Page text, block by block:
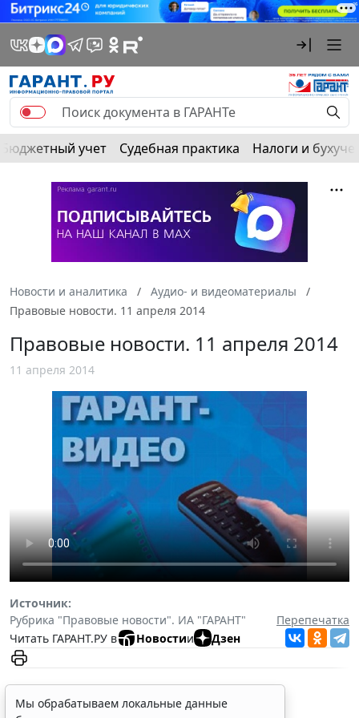
Бюджетный учет Судебная практика Налоги и
Новости и аналитика
Аудио- и видеоматериалы
Правовые новости. 11 апреля 2014
Правовые новости. 11 апреля 2014
11 апреля 2014
Источник:
Рубрика "Правовые новости". ИА "ГАРАНТ"
Перепечатка
Читать ГАРАНТ.РУ в
Новостии Дзен
Мы обрабатываем локальные данные